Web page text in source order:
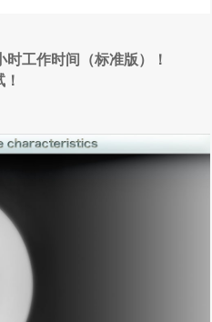
工作时间（标准版）！